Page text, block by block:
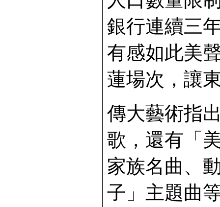
銀行連續三
有感如此美
蓮場次，讓
傳大藝術指
歌，還有「
家族名曲、
子」主題曲